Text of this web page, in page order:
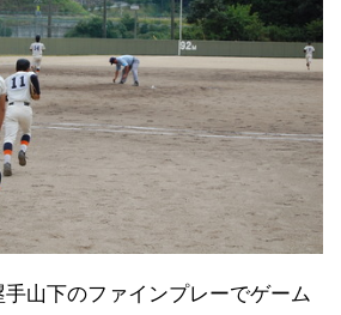
山下のファインプレーでゲーム